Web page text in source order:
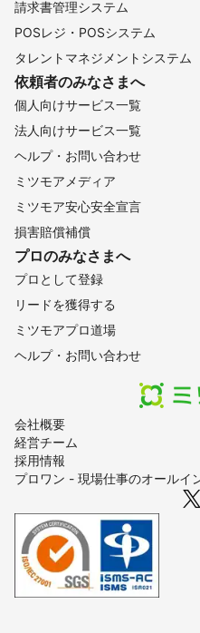
会社概要
経営チーム
採用情報
プロワン - 現場仕事のオールイ
請求書管理システム
POSレジ・POSシステム
タレントマネジメントシステム
依頼者のみなさまへ
個人向けサービス一覧
法人向けサービス一覧
ヘルプ・お問い合わせ
ミツモアメディア
ミツモア安心安全宣言
損害賠償補償
プロのみなさまへ
プロとして登録
リードを獲得する
ミツモアプロ道場
ヘルプ・お問い合わせ